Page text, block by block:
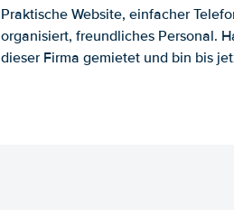
Praktische Website, einfacher
organisiert, freundliches Personal.
dieser Firma gemietet und bin bis